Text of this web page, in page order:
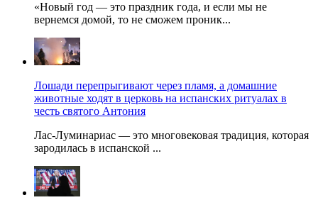
«Новый год — это праздник года, и если мы не
вернемся домой, то не сможем проник...
Лошади перепрыгивают через пламя, а домашние
животные ходят в церковь на испанских ритуалах в
честь святого Антония
Лас-Луминариас — это многовековая традиция, которая
зародилась в испанской ...